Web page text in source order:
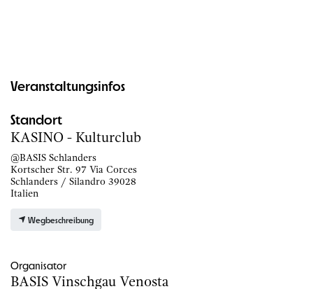
Veranstaltungsinfos
Standort
KASINO - Kulturclub
@BASIS Schlanders
Kortscher Str. 97 Via Corces
Schlanders / Silandro 39028
Italien
Wegbeschreibung
Organisator
BASIS Vinschgau Venosta